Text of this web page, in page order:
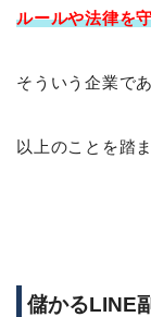
ルールや法律を
そういう企業で
以上のことを踏
儲かるLINE